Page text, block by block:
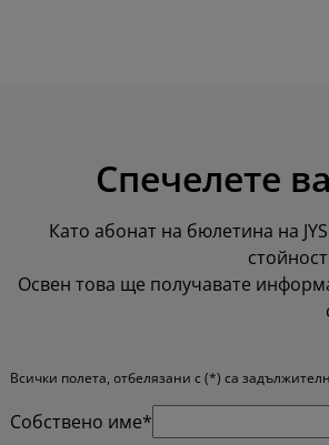
Спечелете
Като абонат на бюлетина на
Освен това ще получавате
Всички полета, отбелязани с (*) са
Собствено име*